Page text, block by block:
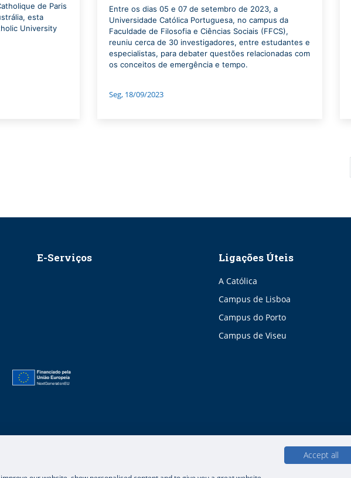
de Paris
esta
University
Entre os dias 05 e 07 de setembro de 2023, a
Universidade Católica Portuguesa, no campus da
Faculdade de Filosofia e Ciências Sociais (FFCS),
reuniu cerca de 30 investigadores, entre estudantes e
especialistas, para debater questões relacionadas com
os conceitos de emergência e tempo.
Seg, 18/09/2023
E-Serviços Ligações Úteis
A Católica
Campus de Lisboa
Campus do Porto
Campus de Viseu
Accept all